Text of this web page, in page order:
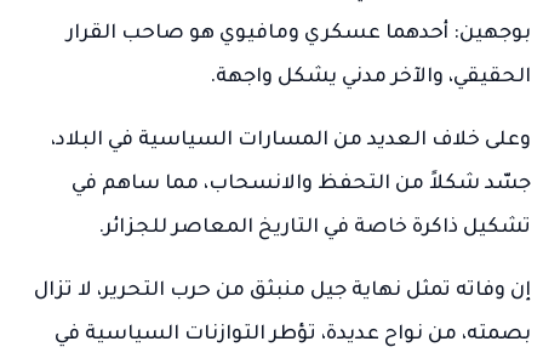
بوجهين: أحدهما عسكري ومافيوي هو صاحب القرار
الحقيقي، والآخر مدني يشكل واجهة.
وعلى خلاف العديد من المسارات السياسية في البلاد،
جسّد شكلاً من التحفظ والانسحاب، مما ساهم في
تشكيل ذاكرة خاصة في التاريخ المعاصر للجزائر.
إن وفاته تمثل نهاية جيل منبثق من حرب التحرير، لا تزال
بصمته، من نواح عديدة، تؤطر التوازنات السياسية في